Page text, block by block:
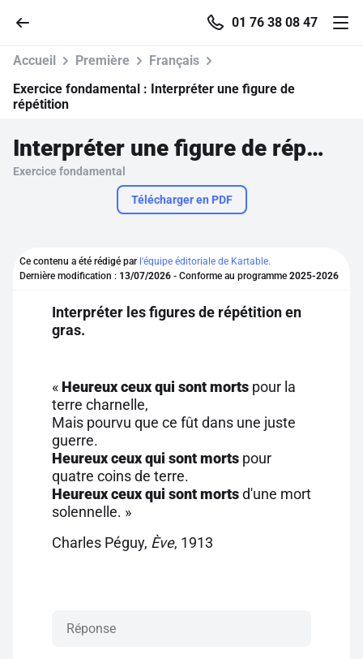
01 76 38 08 47
Parcourir
Se connecter
S'inscrire gratuitement
Accueil Première
Français
Exercice fondamental : Interpréter une figure de
répétition
Interpréter une figure de répétition
Exercice fondamental
Télécharger en PDF
Ce contenu a été rédigé par l'équipe éditoriale de Kartable.
Dernière modification : 13/07/2026 - Conforme au programme 2025-2026
Interpréter les figures de répétition en
gras.
« Heureux ceux qui sont morts pour la
terre charnelle,
Mais pourvu que ce fût dans une juste
guerre.
Heureux ceux qui sont morts pour
quatre coins de terre.
Heureux ceux qui sont mortsd'une mort
solennelle. »
Charles Péguy, Ève, 1913